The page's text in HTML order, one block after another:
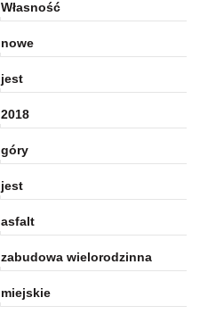
Własność
nowe
jest
2018
góry
jest
asfalt
zabudowa wielorodzinna
miejskie